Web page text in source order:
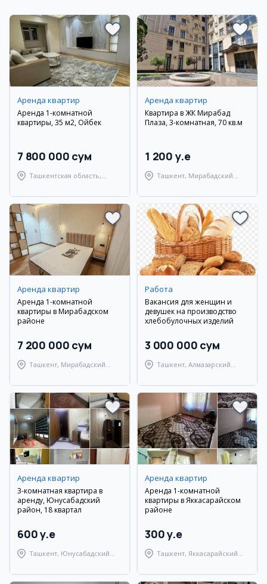
Аренда квартир
Аренда 1-комнатной
квартиры, 35 м2, Ойбек
7 800 000 сум
Ташкентская область,
Аренда квартир
Квартира в ЖК Мирабад
Плаза, 3-комнатная, 70 кв.м
1 200 y.e
Ташкент, Мирабадский
Аренда квартир
Аренда 1-комнатной
квартиры в Мирабадском
районе
7 200 000 сум
Ташкент, Мирабадский
Работа
Вакансия для женщин и
девушек на производство
хлебобулочных изделий
3 000 000 сум
Ташкент, Алмазарский
Аренда квартир
3-комнатная квартира в
аренду, Юнусабадский
район, 18 квартал
600 y.e
Ташкент, Юнусабадский
Аренда квартир
Аренда 1-комнатной
квартиры в Яккасарайском
районе
300 y.e
Ташкент, Яккасарайский